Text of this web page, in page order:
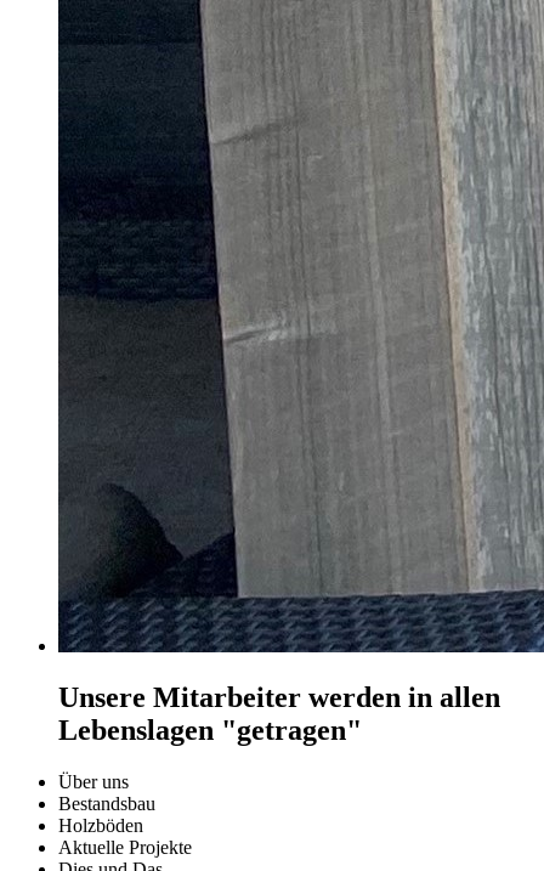
Unsere Mitarbeiter werden in allen
Lebenslagen "getragen"
Über uns
Bestandsbau
Holzböden
Aktuelle Projekte